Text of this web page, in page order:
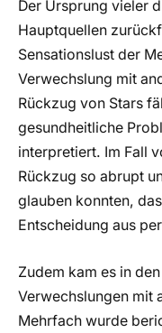
Der Ursprung vieler
Hauptquellen
Sensationslust der
Verwechslung mit
Rückzug von Stars
gesundheitliche
interpretiert. Im Fall
Rückzug so abrupt
glauben konnten,
Entscheidung aus
Zudem kam es in
Verwechslungen mit
Mehrfach wurde